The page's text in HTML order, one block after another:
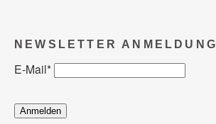
NEWSLETTER ANMELDUNG
E-Mail*